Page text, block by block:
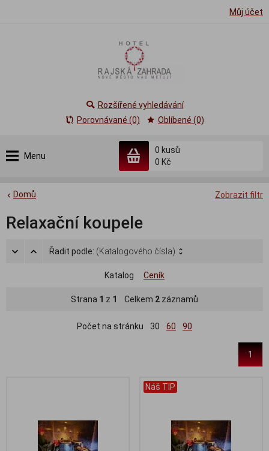
Můj účet
Menu
0 kusů
0 Kč
Rozšířené vyhledávání
Porovnávané (0)
Oblíbené (0)
Zobrazit filtr
Domů
Relaxační koupele
Řadit podle: (Katalogového čísla)
Katalog Ceník
Strana 1 z 1 Celkem 2 záznamů
Počet na stránku 30 60 90
1
Náš TIP